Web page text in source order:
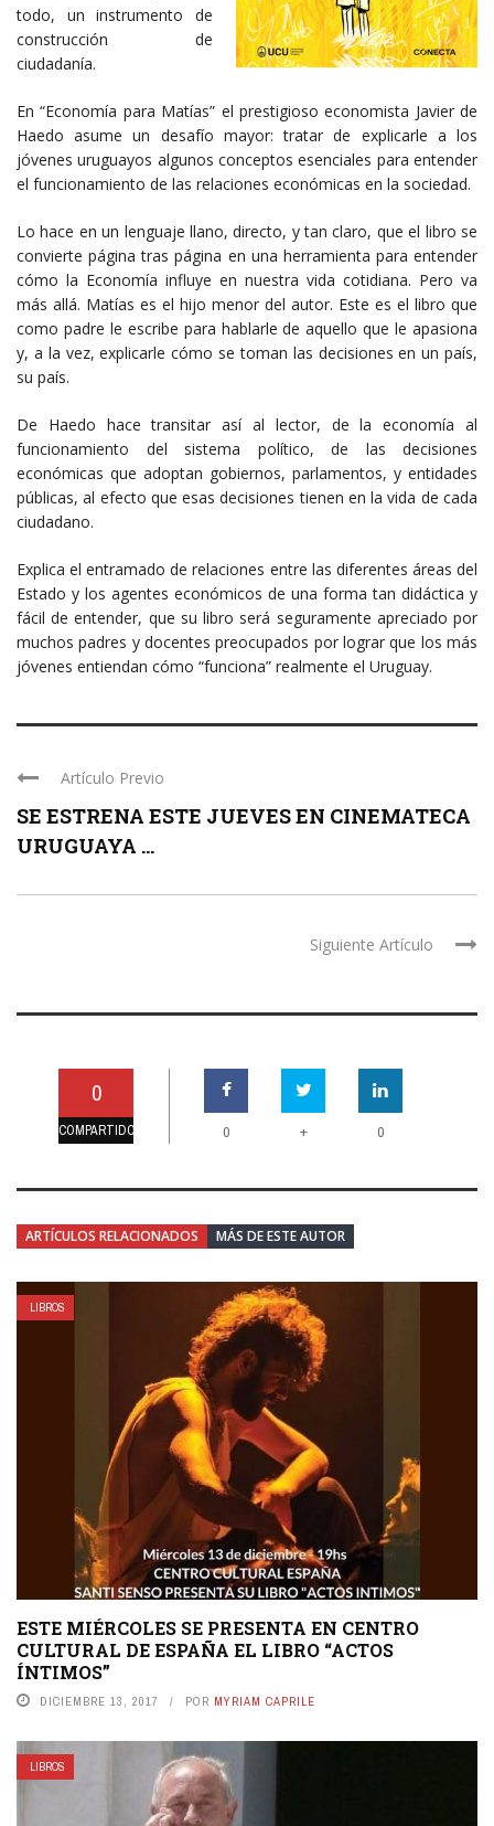
todo, un instrumento de
construcción de
ciudadanía.
En “Economía para Matías” el prestigioso economista Javier de
Haedo asume un desafío mayor: tratar de explicarle a los
jóvenes uruguayos algunos conceptos esenciales para entender
el funcionamiento de las relaciones económicas en la sociedad.
Lo hace en un lenguaje llano, directo, y tan claro, que el libro se
convierte página tras página en una herramienta para entender
cómo la Economía influye en nuestra vida cotidiana. Pero va
más allá. Matías es el hijo menor del autor. Este es el libro que
como padre le escribe para hablarle de aquello que le apasiona
y, a la vez, explicarle cómo se toman las decisiones en un país,
su país.
De Haedo hace transitar así al lector, de la economía al
funcionamiento del sistema político, de las decisiones
económicas que adoptan gobiernos, parlamentos, y entidades
públicas, al efecto que esas decisiones tienen en la vida de cada
ciudadano.
Explica el entramado de relaciones entre las diferentes áreas del
Estado y los agentes económicos de una forma tan didáctica y
fácil de entender, que su libro será seguramente apreciado por
muchos padres y docentes preocupados por lograr que los más
jóvenes entiendan cómo “funciona” realmente el Uruguay.
Artículo Previo
SE ESTRENA ESTE JUEVES EN CINEMATECA
URUGUAYA ...
Siguiente Artículo
0
COMPARTIDO 0 + 0
ARTÍCULOS RELACIONADOS MÁS DE ESTE AUTOR
LIBROS
ESTE MIÉRCOLES SE PRESENTA EN CENTRO
CULTURAL DE ESPAÑA EL LIBRO “ACTOS
ÍNTIMOS”
DICIEMBRE 13, 2017 POR MYRIAM CAPRILE
LIBROS